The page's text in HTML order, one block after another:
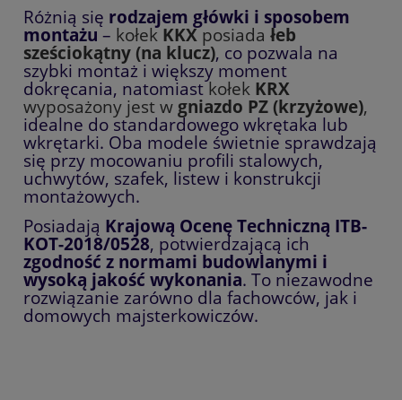
Różnią się rodzajem główki i sposobem
montażu – kołek KKXposiada łeb
sześciokątny (na klucz), co pozwala na
szybki montaż i większy moment
dokręcania, natomiastkołek KRX
wyposażony jest w gniazdo PZ (krzyżowe),
idealne do standardowego wkrętaka lub
wkrętarki. Oba modele świetnie sprawdzają
się przy mocowaniu profili stalowych,
uchwytów, szafek, listew i konstrukcji
montażowych.
Posiadają Krajową Ocenę Techniczną ITB-
KOT-2018/0528, potwierdzającą ich
zgodność z normami budowlanymi i
wysoką jakość wykonania. To niezawodne
rozwiązanie zarówno dla fachowców, jak i
domowych majsterkowiczów.